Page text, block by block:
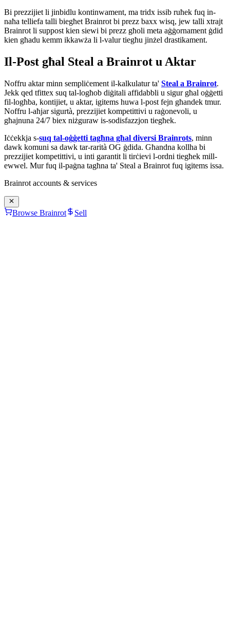
Bi prezzijiet li jinbidlu kontinwament, ma tridx issib ruħek fuq in-
naħa telliefa talli biegħet Brainrot bi prezz baxx wisq, jew talli xtrajt
Brainrot li suppost kien siewi bi prezz għoli meta aġġornament ġdid
kien għadu kemm ikkawża li l-valur tiegħu jinżel drastikament.
Il-Post għal Steal a Brainrot u Aktar
Noffru aktar minn sempliċement il-kalkulatur ta' Steal a Brainrot.
Jekk qed tfittex suq tal-logħob diġitali affidabbli u sigur għal oġġetti
fil-logħba, kontijiet, u aktar, igitems huwa l-post fejn għandek tmur.
Noffru l-aħjar sigurtà, prezzijiet kompetittivi u raġonevoli, u
għajnuna 24/7 biex niżguraw is-sodisfazzjon tiegħek.
Iċċekkja s-suq tal-oġġetti tagħna għal diversi Brainrots, minn
dawk komuni sa dawk tar-rarità OG ġdida. Għandna kollha bi
prezzijiet kompetittivi, u inti garantit li tirċievi l-ordni tiegħek mill-
ewwel. Mur fuq il-paġna tagħna ta' Steal a Brainrot fuq igitems issa.
Brainrot accounts & services
Browse Brainrot Sell